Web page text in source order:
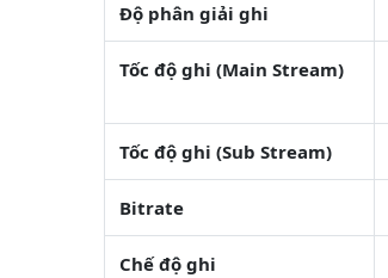
Độ phân giải ghi
Tốc độ ghi (Main Stream)
Tốc độ ghi (Sub Stream)
Bitrate
Chế độ ghi